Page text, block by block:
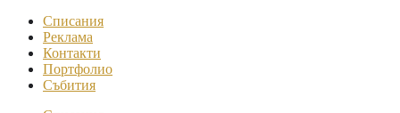
Списания
Реклама
Контакти
Портфолио
Събития